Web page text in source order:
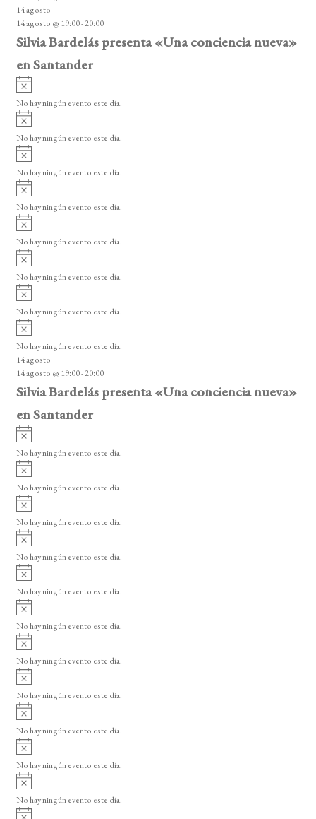
s
o
14 agosto
14 agosto @ 19:00-20:00
Silvia Bardelás presenta «Una conciencia nueva»
en Santander
A
v
i
o
No hay ningún evento este día.
A
v
i
o
No hay ningún evento este día.
A
v
i
o
No hay ningún evento este día.
A
v
i
o
No hay ningún evento este día.
A
v
i
o
No hay ningún evento este día.
A
v
i
o
No hay ningún evento este día.
A
v
i
o
No hay ningún evento este día.
A
v
i
s
o
No hay ningún evento este día.
14 agosto
14 agosto @ 19:00-20:00
Silvia Bardelás presenta «Una conciencia nueva»
en Santander
A
v
i
o
No hay ningún evento este día.
A
v
i
o
No hay ningún evento este día.
A
v
i
o
No hay ningún evento este día.
A
v
i
o
No hay ningún evento este día.
A
v
i
o
No hay ningún evento este día.
A
v
i
o
No hay ningún evento este día.
A
v
i
o
No hay ningún evento este día.
A
v
i
o
No hay ningún evento este día.
A
v
i
o
No hay ningún evento este día.
A
v
i
o
No hay ningún evento este día.
A
v
i
No hay ningún evento este día.
A